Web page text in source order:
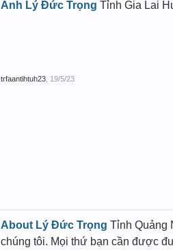
Anh Lý Đức Trọng Tỉnh Gia Lai
trfaantihtuh23 19/5/23
About Lý Đức Trọng Tỉnh Quảng
chúng tôi. Mọi thứ bạn cần được